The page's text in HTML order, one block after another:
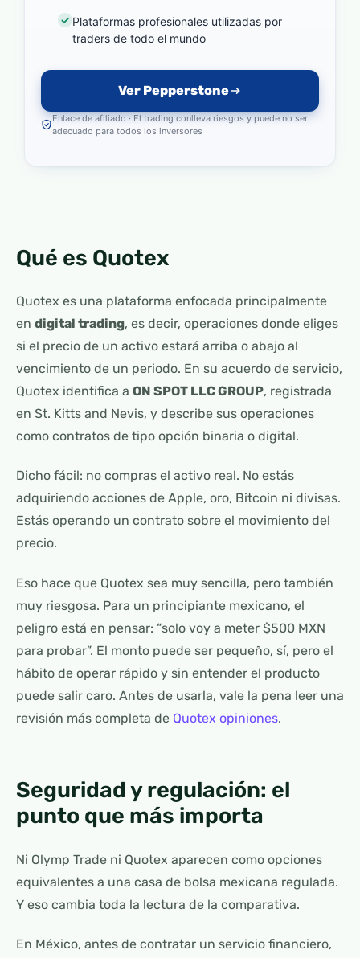
Plataformas profesionales utilizadas por
traders de todo el mundo
Ver Pepperstone
Enlace de afiliado · El trading conlleva riesgos y puede no ser
adecuado para todos los inversores
Qué es Quotex
Quotex es una plataforma enfocada principalmente
en digital trading, es decir, operaciones donde eliges
si el precio de un activo estará arriba o abajo al
vencimiento de un periodo. En su acuerdo de servicio,
Quotex identifica a ON SPOT LLC GROUP, registrada
en St. Kitts and Nevis, y describe sus operaciones
como contratos de tipo opción binaria o digital.
Dicho fácil: no compras el activo real. No estás
adquiriendo acciones de Apple, oro, Bitcoin ni divisas.
Estás operando un contrato sobre el movimiento del
precio.
Eso hace que Quotex sea muy sencilla, pero también
muy riesgosa. Para un principiante mexicano, el
peligro está en pensar: “solo voy a meter $500 MXN
para probar”. El monto puede ser pequeño, sí, pero el
hábito de operar rápido y sin entender el producto
puede salir caro. Antes de usarla, vale la pena leer una
revisión más completa de Quotex opiniones.
Seguridad y regulación: el
punto que más importa
Ni Olymp Trade ni Quotex aparecen como opciones
equivalentes a una casa de bolsa mexicana regulada.
Y eso cambia toda la lectura de la comparativa.
En México, antes de contratar un servicio financiero,